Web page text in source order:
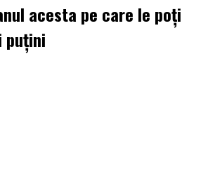
acesta pe care le poți
puțini